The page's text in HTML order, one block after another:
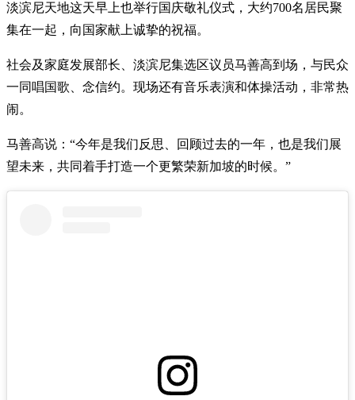
淡滨尼天地这天早上也举行国庆敬礼仪式，大约700名居民聚
集在一起，向国家献上诚挚的祝福。
社会及家庭发展部长、淡滨尼集选区议员马善高到场，与民众
一同唱国歌、念信约。现场还有音乐表演和体操活动，非常热
闹。
马善高说：“今年是我们反思、回顾过去的一年，也是我们展
望未来，共同着手打造一个更繁荣新加坡的时候。”